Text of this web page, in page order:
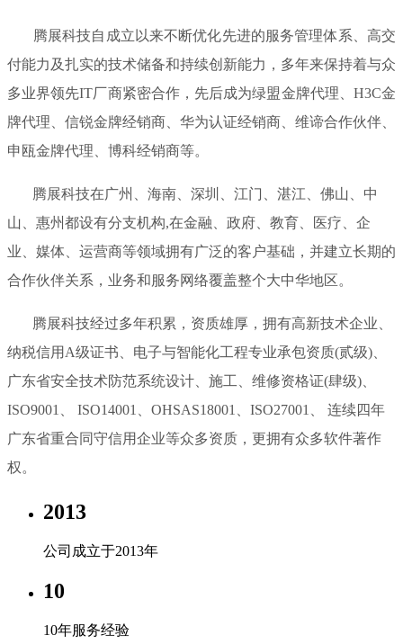
腾展科技自成立以来不断优化先进的服务管理体系、高交
付能力及扎实的技术储备和持续创新能力，多年来保持着与众
多业界领先IT厂商紧密合作，先后成为绿盟金牌代理、H3C金
牌代理、信锐金牌经销商、华为认证经销商、维谛合作伙伴、
申瓯金牌代理、博科经销商等。
腾展科技在广州、海南、深圳、江门、湛江、佛山、中
山、惠州都设有分支机构,在金融、政府、教育、医疗、企
业、媒体、运营商等领域拥有广泛的客户基础，并建立长期的
合作伙伴关系，业务和服务网络覆盖整个大中华地区。
腾展科技经过多年积累，资质雄厚，拥有高新技术企业、
纳税信用A级证书、电子与智能化工程专业承包资质(贰级)、
广东省安全技术防范系统设计、施工、维修资格证(肆级)、
ISO9001、 ISO14001、OHSAS18001、ISO27001、 连续四年
广东省重合同守信用企业等众多资质，更拥有众多软件著作
权。
2013
公司成立于2013年
10
10年服务经验